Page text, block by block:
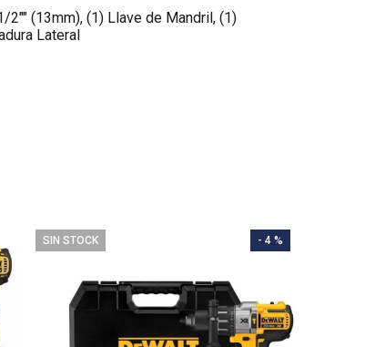
2"" (13mm), (1) Llave de Mandril, (1)
Lateral
SIN STOCK - 4 %